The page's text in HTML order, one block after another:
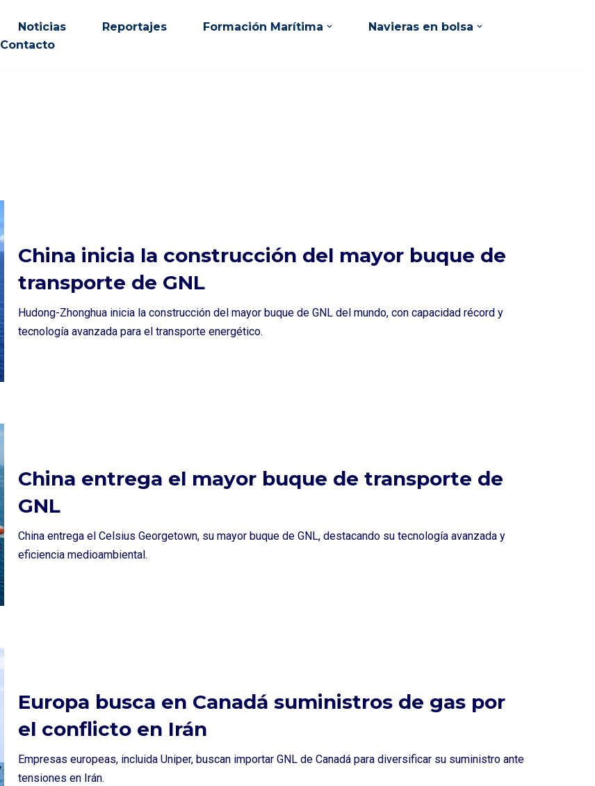
Noticias Reportajes Formación Marítima
Navieras en bolsa
Contacto
China inicia la construcción del mayor buque de
transporte de GNL
Hudong-Zhonghua inicia la construcción del mayor buque de GNL del mundo, con capacidad récord y
tecnología avanzada para el transporte energético.
China entrega el mayor buque de transporte de
GNL
China entrega el Celsius Georgetown, su mayor buque de GNL, destacando su tecnología avanzada y
eficiencia medioambiental.
Europa busca en Canadá suministros de gas por
el conflicto en Irán
Empresas europeas, incluida Uniper, buscan importar GNL de Canadá para diversificar su suministro ante
tensiones en Irán.